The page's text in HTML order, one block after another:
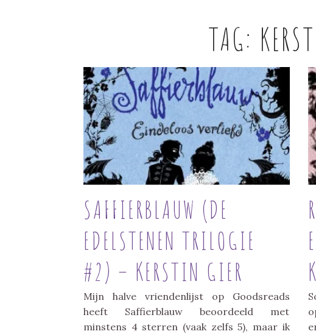
TAG:
SAFFIERBLAUW (DE
EDELSTENEN TRILOGIE
#2) – KERSTIN GIER
Mijn halve vriendenlijst op Goodsreads
heeft Saffierblauw beoordeeld met
minstens 4 sterren (vaak zelfs 5), maar ik